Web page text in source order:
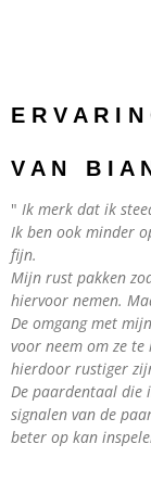
E R V A R I
V A N B I A
" Ik merk dat ik
Ik ben ook minder
fijn.
Mijn rust pakken
hiervoor nemen.
De omgang met
voor neem om ze te
hierdoor rustiger
De paardentaal die
signalen van de
beter op kan